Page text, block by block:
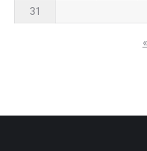
31